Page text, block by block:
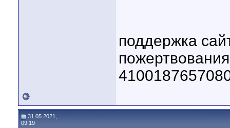
поддержка
31.05.2021,
09:19